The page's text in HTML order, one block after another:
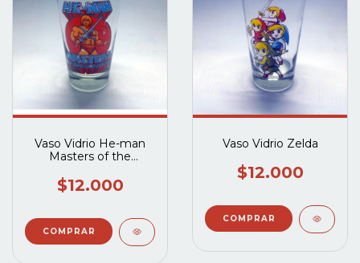
Vaso Vidrio He-man
Masters of the
$12.000
Vaso Vidrio Zelda
$12.000